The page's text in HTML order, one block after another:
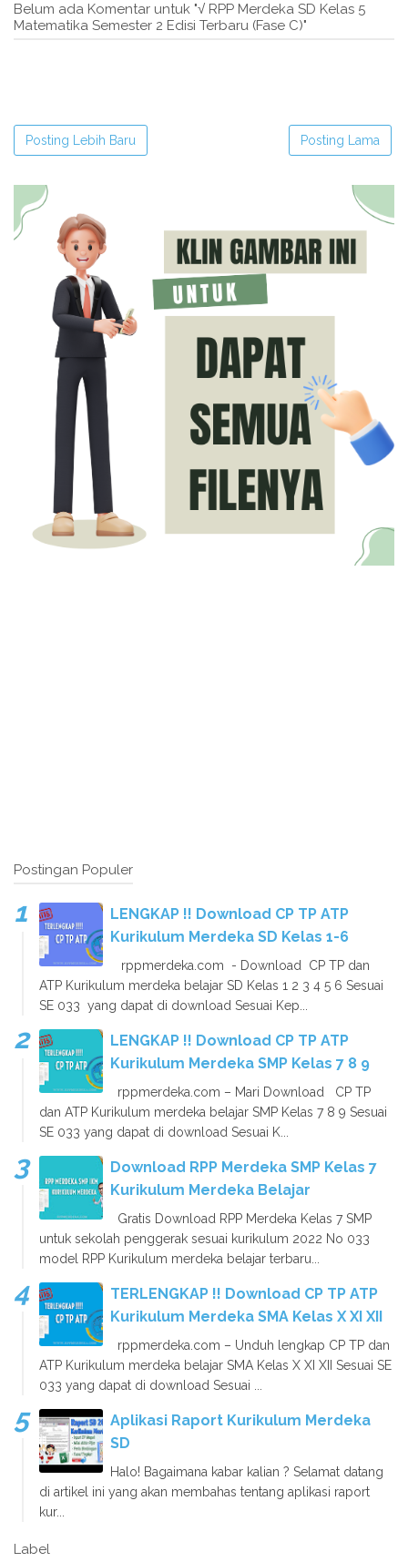
Belum ada Komentar untuk "√ RPP Merdeka SD Kelas 5
Matematika Semester 2 Edisi Terbaru (Fase C)"
Posting Lebih Baru Posting Lama
Postingan Populer
LENGKAP !! Download CP TP ATP
Kurikulum Merdeka SD Kelas 1-6
rppmerdeka.com - Download CP TP dan
ATP Kurikulum merdeka belajar SD Kelas 1 2 3 4 5 6 Sesuai
SE 033 yang dapat di download Sesuai Kep...
LENGKAP !! Download CP TP ATP
Kurikulum Merdeka SMP Kelas 7 8 9
rppmerdeka.com – Mari Download CP TP
dan ATP Kurikulum merdeka belajar SMP Kelas 7 8 9 Sesuai
SE 033 yang dapat di download Sesuai K...
Download RPP Merdeka SMP Kelas 7
Kurikulum Merdeka Belajar
Gratis Download RPP Merdeka Kelas 7 SMP
untuk sekolah penggerak sesuai kurikulum 2022 No 033
model RPP Kurikulum merdeka belajar terbaru...
TERLENGKAP !! Download CP TP ATP
Kurikulum Merdeka SMA Kelas X XI XII
rppmerdeka.com – Unduh lengkap CP TP dan
ATP Kurikulum merdeka belajar SMA Kelas X XI XII Sesuai SE
033 yang dapat di download Sesuai ...
Aplikasi Raport Kurikulum Merdeka
SD
Halo! Bagaimana kabar kalian ? Selamat datang
di artikel ini yang akan membahas tentang aplikasi raport
kur...
Label